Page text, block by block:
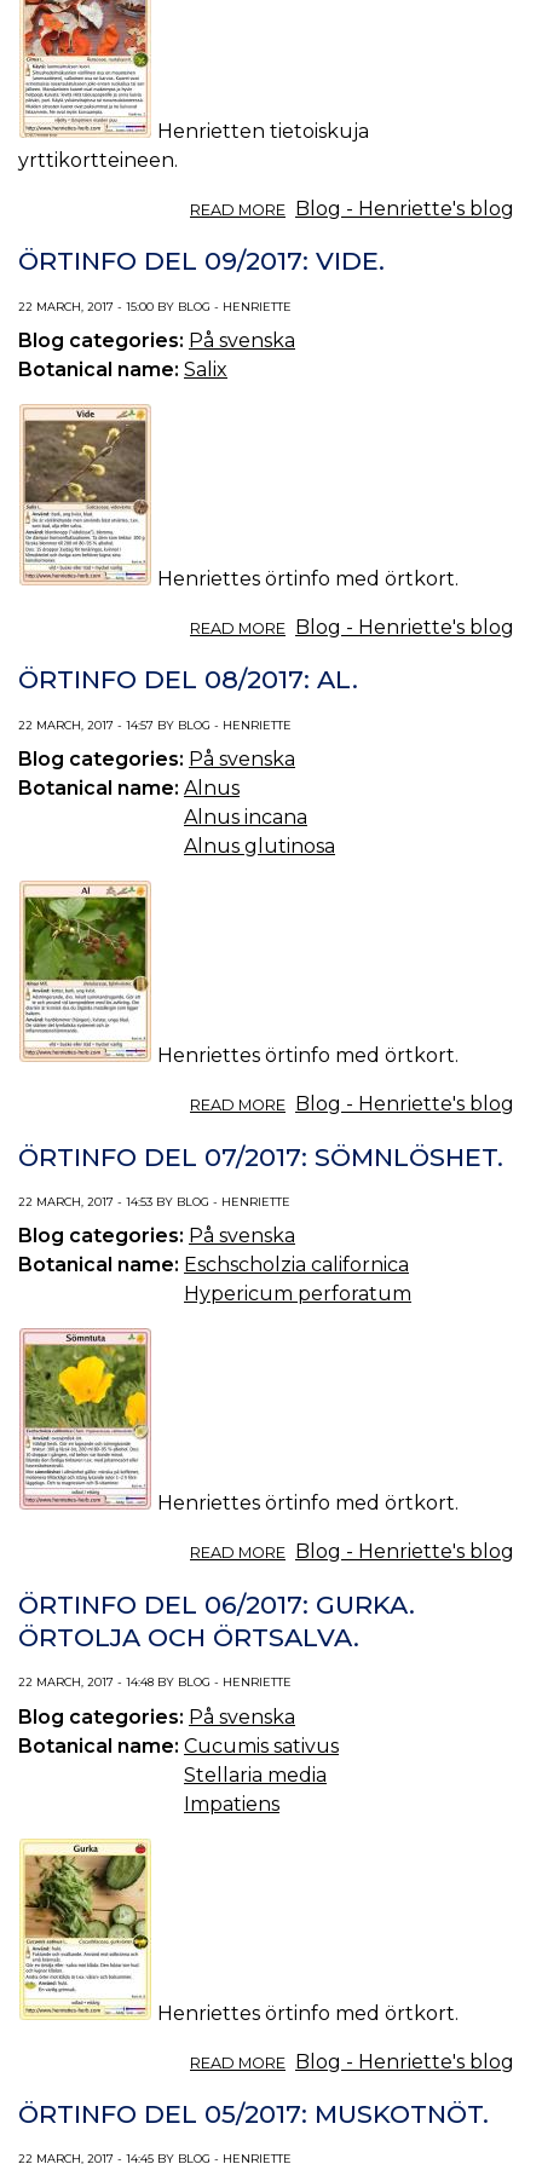
Henrietten tietoiskuja
yrttikortteineen.
READ MORE ABOUT
YRTEISTÄ
01/2017:
SITRUSHEDELMÄN
Blog - Henriette's blog
ÖRTINFO DEL 09/2017: VIDE.
22 MARCH, 2017 - 15:00 BY BLOG - HENRIETTE
Blog categories: På svenska
Botanical name: Salix
Henriettes örtinfo med örtkort.
READ MORE ABOUT
DEL
09/2017:
VIDE.
Blog - Henriette's blog
ÖRTINFO DEL 08/2017: AL.
22 MARCH, 2017 - 14:57 BY BLOG - HENRIETTE
Blog categories: På svenska
Botanical name: Alnus
Alnus incana
Alnus glutinosa
Henriettes örtinfo med örtkort.
READ MORE ABOUT
DEL
08/2017:
AL.
Blog - Henriette's blog
ÖRTINFO DEL 07/2017: SÖMNLÖSHET.
22 MARCH, 2017 - 14:53 BY BLOG - HENRIETTE
Blog categories: På svenska
Botanical name: Eschscholzia californica
Hypericum perforatum
Henriettes örtinfo med örtkort.
READ MORE ABOUT
DEL
07/2017:
SÖMNLÖSHET.
Blog - Henriette's blog
ÖRTINFO DEL 06/2017: GURKA.
ÖRTOLJA OCH ÖRTSALVA.
22 MARCH, 2017 - 14:48 BY BLOG - HENRIETTE
Blog categories: På svenska
Botanical name: Cucumis sativus
Stellaria media
Impatiens
Henriettes örtinfo med örtkort.
READ MORE ABOUT
DEL
06/2017:
GURKA.
Blog - Henriette's blog
ÖRTINFO DEL 05/2017: MUSKOTNÖT.
22 MARCH, 2017 - 14:45 BY BLOG - HENRIETTE